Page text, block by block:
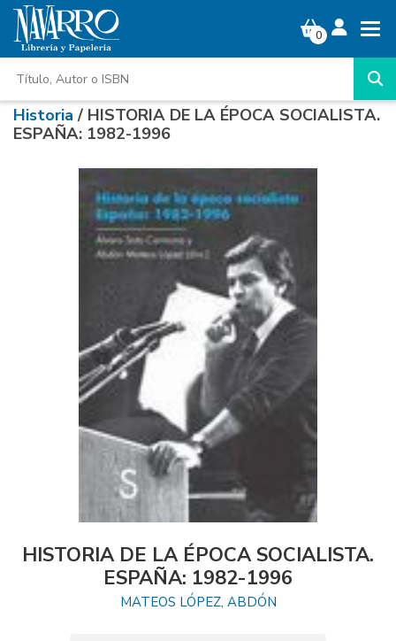
0
Historia/ HISTORIA DE LA ÉPOCA SOCIALISTA.
ESPAÑA: 1982-1996
HISTORIA DE LA ÉPOCA SOCIALISTA.
ESPAÑA: 1982-1996
MATEOS LÓPEZ, ABDÓN